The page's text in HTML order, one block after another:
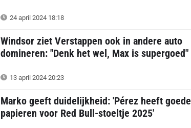
24 april 2024 18:18
Windsor ziet Verstappen ook in andere auto
domineren: "Denk het wel, Max is supergoed"
13 april 2024 20:23
Marko geeft duidelijkheid: 'Pérez heeft goede
papieren voor Red Bull-stoeltje 2025'